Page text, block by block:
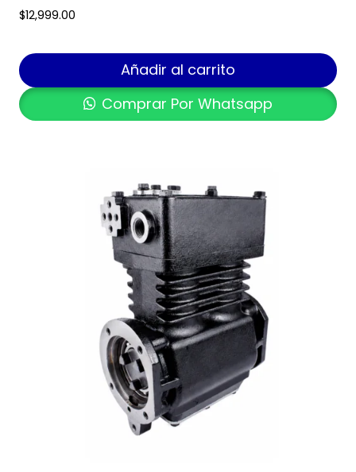
$12,999.00
Añadir al carrito
Comprar Por Whatsapp